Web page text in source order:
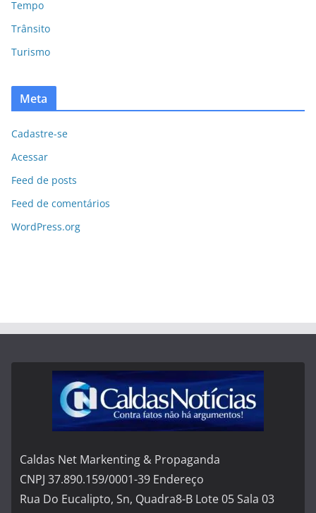
Tempo
Trânsito
Turismo
Meta
Cadastre-se
Acessar
Feed de posts
Feed de comentários
WordPress.org
Caldas Net Markenting & Propaganda
CNPJ 37.890.159/0001-39 Endereço
Rua Do Eucalipto, Sn, Quadra8-B Lote 05 Sala 03